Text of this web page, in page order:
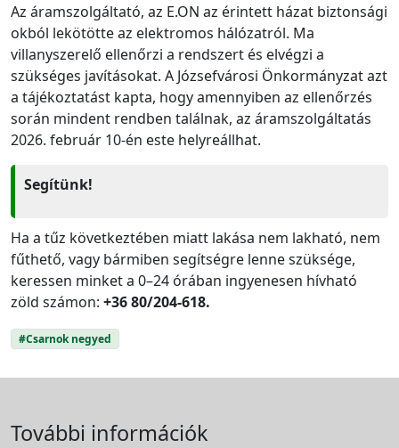
Az áramszolgáltató, az E.ON az érintett házat biztonsági
okból lekötötte az elektromos hálózatról. Ma
villanyszerelő ellenőrzi a rendszert és elvégzi a
szükséges javításokat. A Józsefvárosi Önkormányzat azt
a tájékoztatást kapta, hogy amennyiben az ellenőrzés
során mindent rendben találnak, az áramszolgáltatás
2026. február 10-én este helyreállhat.
Segítünk!
Ha a tűz következtében miatt lakása nem lakható, nem
fűthető, vagy bármiben segítségre lenne szüksége,
keressen minket a 0–24 órában ingyenesen hívható
zöld számon: +36 80/204-618.
#Csarnok negyed
További információk